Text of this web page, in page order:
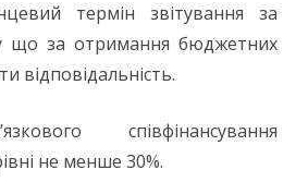
термін звітування за
що за отримання бюджетних
відповідальність.
співфінансування
не менше 30%.